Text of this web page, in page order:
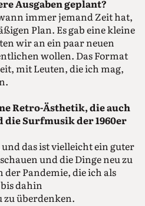
Ausgaben geplant?
immer jemand Zeit hat,
Plan. Es gab eine kleine
wir an ein paar neuen
wollen. Das Format
mit Leuten, die ich mag,
Retro-Ästhetik, die auch
die Surfmusik der 1960er
das ist vielleicht ein guter
und die Dinge neu zu
Pandemie, die ich als
dahin
zu überdenken.